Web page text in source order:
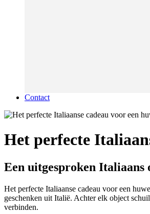
Contact
Het perfecte
Een uitgesproken Italiaans
Het perfecte Italiaanse cadeau voor een
geschenken uit Italië. Achter elk object
verbinden.